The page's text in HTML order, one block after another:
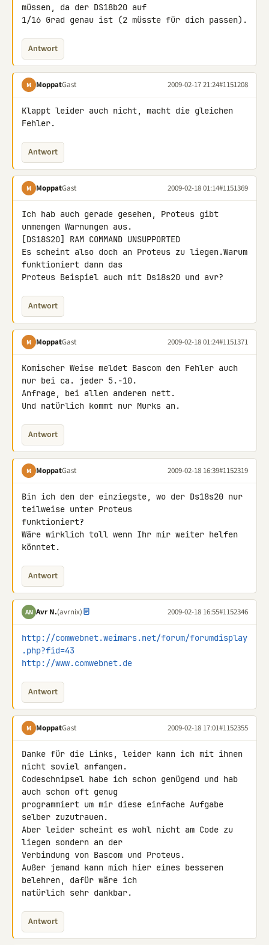
müssen, da der DS18b20 auf
1/16 Grad genau ist (2 müsste für dich passen).
Antwort
M MoppatGast 2009-02-17 21:24#1151208
Klappt leider auch nicht, macht die gleichen
Fehler.
Antwort
M MoppatGast 2009-02-18 01:14#1151369
Ich hab auch gerade gesehen, Proteus gibt
unmengen Warnungen aus.
[DS18S20] RAM COMMAND UNSUPPORTED
Es scheint also doch an Proteus zu liegen.Warum
funktioniert dann das
Proteus Beispiel auch mit Ds18s20 und avr?
Antwort
M MoppatGast 2009-02-18 01:24#1151371
Komischer Weise meldet Bascom den Fehler auch
nur bei ca. jeder 5.-10.
Anfrage, bei allen anderen nett.
Und natürlich kommt nur Murks an.
Antwort
M MoppatGast 2009-02-18 16:39#1152319
Bin ich den der einziegste, wo der Ds18s20 nur
teilweise unter Proteus
funktioniert?
Wäre wirklich toll wenn Ihr mir weiter helfen
könntet.
Antwort
AN Avr N.(avrnix) 2009-02-18 16:55#1152346
http://comwebnet.weimars.net/forum/forumdisplay
.php?fid=43
http://www.comwebnet.de
Antwort
M MoppatGast 2009-02-18 17:01#1152355
Danke für die Links, leider kann ich mit ihnen
nicht soviel anfangen.
Codeschnipsel habe ich schon genügend und hab
auch schon oft genug
programmiert um mir diese einfache Aufgabe
selber zuzutrauen.
Aber leider scheint es wohl nicht am Code zu
liegen sondern an der
Verbindung von Bascom und Proteus.
Außer jemand kann mich hier eines besseren
belehren, dafür wäre ich
natürlich sehr dankbar.
Antwort